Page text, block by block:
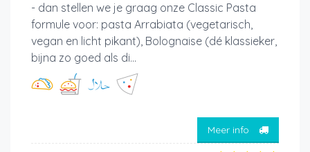
- dan stellen we je graag onze Classic Pasta
formule voor: pasta Arrabiata (vegetarisch,
vegan en licht pikant), Bolognaise (dé klassieker,
bijna zo goed als di...
Meer info